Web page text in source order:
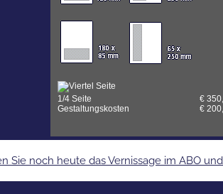
1/4 Seite
€
Gestaltungskosten
€
Sie noch heute das Vernissage im ABO